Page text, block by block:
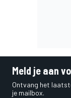
Meld je aan
Ontvang het
je mailbox.